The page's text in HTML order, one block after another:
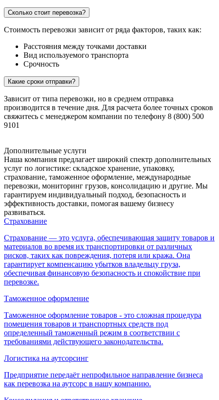
Сколько стоит перевозка?
Стоимость перевозки зависит от ряда факторов, таких как:
Расстояния между точками доставки
Вид используемого транспорта
Срочность
Какие сроки отправки?
Зависит от типа перевозки, но в среднем отправка
производится в течение дня. Для расчета более точных сроков
свяжитесь с менеджером компании по телефону 8 (800) 500
9101
Дополнительные услуги
Наша компания предлагает широкий спектр дополнительных
услуг по логистике: складское хранение, упаковку,
страхование, таможенное оформление, международные
перевозки, мониторинг грузов, консолидацию и другие. Мы
гарантируем индивидуальный подход, безопасность и
эффективность доставки, помогая вашему бизнесу
развиваться.
Страхование
Страхование — это услуга, обеспечивающая защиту товаров и
материалов во время их транспортировки от различных
рисков, таких как повреждения, потеря или кража. Она
гарантирует компенсацию убытков владельцу груза,
обеспечивая финансовую безопасность и спокойствие при
перевозке.
Таможенное оформление
Таможенное оформление товаров - это сложная процедура
помещения товаров и транспортных средств под
определенный таможенный режим в соответствии с
требованиями действующего законодательства.
Логистика на аутсорсинг
Предприятие передаёт непрофильное направление бизнеса
как перевозка на аутсорс в нашу компанию.